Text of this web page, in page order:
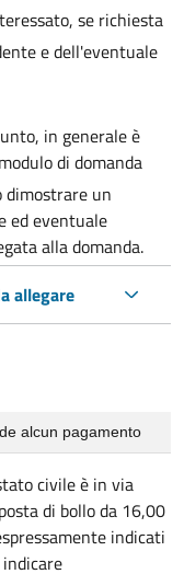
se richiesta
e dell'eventuale
in generale è
di domanda
dimostrare un
ed eventuale
alla domanda.
allegare
alcun pagamento
civile è in via
di bollo da 16,00
indicati